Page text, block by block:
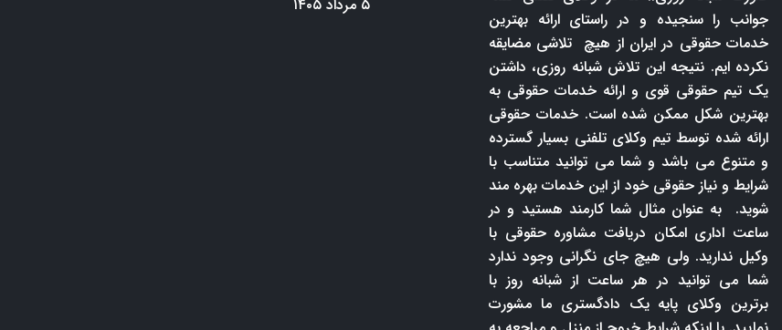
جوانب را سنجیده و در راستای ارائه بهترین
خدمات حقوقی در ایران از هیچ تلاشی مضایقه
نکرده ایم. نتیجه این تلاش شبانه روزی، داشتن
یک تیم حقوقی قوی و ارائه خدمات حقوقی به
بهترین شکل ممکن شده است. خدمات حقوقی
ارائه شده توسط تیم وکلای تلفنی بسیار گسترده
و متنوع می باشد و شما می توانید متناسب با
شرایط و نیاز حقوقی خود از این خدمات بهره مند
شوید. به عنوان مثال شما کارمند هستید و در
ساعت اداری امکان دریافت مشاوره حقوقی با
وکیل ندارید. ولی هیچ جای نگرانی وجود ندارد
شما می توانید در هر ساعت از شبانه روز با
برترین وکلای پایه یک دادگستری ما مشورت
۵ مرداد ۱۴۰۵